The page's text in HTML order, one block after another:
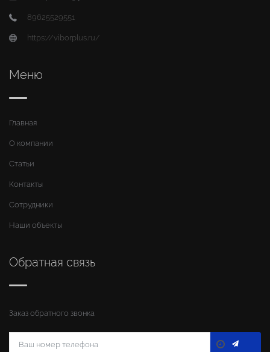
89625529551
https://viborplus.ru/
Меню
Главная
О компании
Статьи
Контакты
Сотрудники
Наши объекты
Обратная связь
Заказ обратного звонка